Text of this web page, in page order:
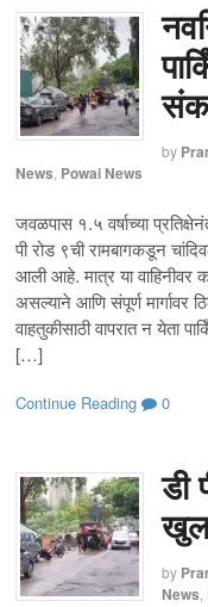
by
News Powai News
जवळपास १.५ वर्षाच्या
पी रोड ९ची रामबागकडून
आली आहे. मात्र या वाहिनीवर
असल्याने आणि संपूर्ण मार्गावर
वाहतुकीसाठी वापरात न
[…]
Continue Reading 0
डी
by
News